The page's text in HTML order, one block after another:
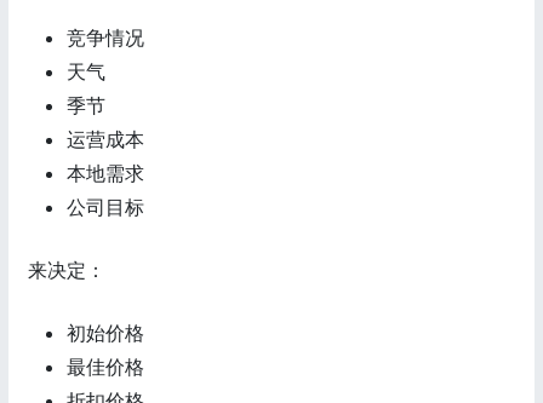
竞争情况
天气
季节
运营成本
本地需求
公司目标
来决定：
初始价格
最佳价格